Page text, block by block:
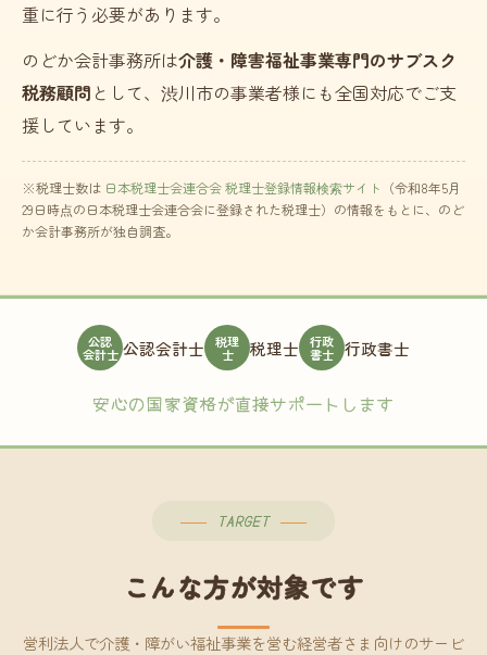
重に行う必要があります。
のどか会計事務所は介護・障害福祉事業専門のサブスク
税務顧問 として、渋川市の事業者様にも全国対応でご支
援しています。
※税理士数は 日本税理士会連合会 税理士登録情報検索サイト （令和8年5月
29日時点の日本税理士会連合会に登録された税理士）の情報をもとに、のど
か会計事務所が独自調査。
公認
会計士 公認会計士 税理
士 税理士 行政
書士 行政書士
安心の国家資格が直接サポートします
TARGET
こんな方が対象です
営利法人で介護・障がい福祉事業を営む経営者さま向けのサービ